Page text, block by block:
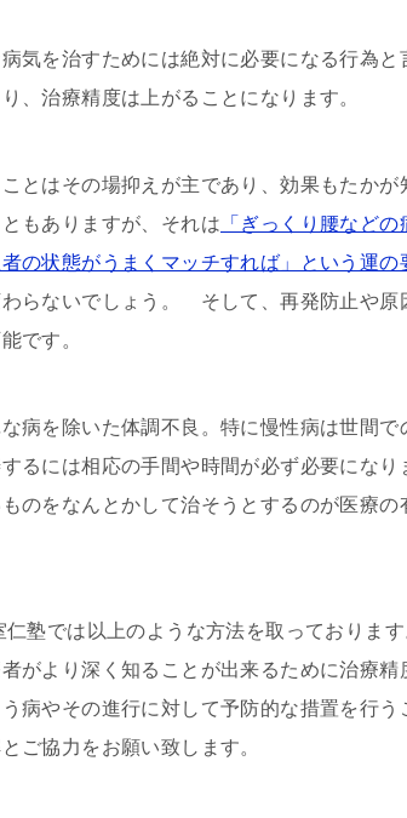
気を治すためには絶対に必要になる行為と
、治療精度は上がることになります。
とはその場抑えが主であり、効果もたか
もありますが、それは 「ぎっくり腰など
の状態がうまくマッチすれば」という運の
らないでしょう。 そして、再発防止や原
能です。
病を除いた体調不良。特に慢性病は世間
るには相応の手間や時間が必ず必要になり
のをなんとかして治そうとするのが医療
塾では以上のような方法を取っておりま
がより深く知ることが出来るために治療
病やその進行に対して予防的な措置を行
ご協力をお願い致します。